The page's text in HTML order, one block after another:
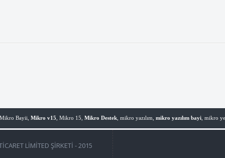
Bayii, Mikro v15 , Mikro 15, Mikro Destek, mikro yazılım, mikro yazılım bayi, mikro
LİMİTED ŞİRKETİ - 2015